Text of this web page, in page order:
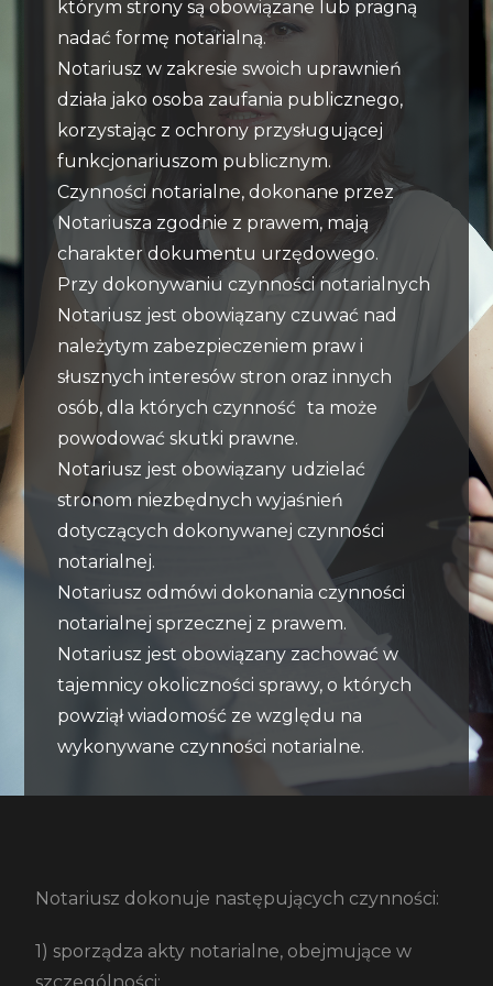
którym strony są obowiązane lub pragną
nadać formę notarialną.
Notariusz w zakresie swoich uprawnień
działa jako osoba zaufania publicznego,
korzystając z ochrony przysługującej
funkcjonariuszom publicznym.
Czynności notarialne, dokonane przez
Notariusza zgodnie z prawem, mają
charakter dokumentu urzędowego.
Przy dokonywaniu czynności notarialnych
Notariusz jest obowiązany czuwać nad
należytym zabezpieczeniem praw i
słusznych interesów stron oraz innych
osób, dla których czynność ta może
powodować skutki prawne.
Notariusz jest obowiązany udzielać
stronom niezbędnych wyjaśnień
dotyczących dokonywanej czynności
notarialnej.
Notariusz odmówi dokonania czynności
notarialnej sprzecznej z prawem.
Notariusz jest obowiązany zachować w
tajemnicy okoliczności sprawy, o których
powziął wiadomość ze względu na
wykonywane czynności notarialne.
Notariusz dokonuje następujących czynności:
1) sporządza akty notarialne, obejmujące w